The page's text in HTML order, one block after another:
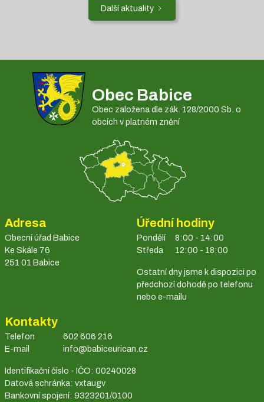
Další aktuality
Obec Babice
Obec založena dle zák. 128/2000 Sb. o
obcích v platném znění
Adresa
Obecní úřad Babice
Ke Skále 76
251 01 Babice
Úřední hodiny
Pondělí
Středa
8:00 - 14:00
12:00 - 18:00
Ostatní dny jsme k dispozici po
předchozí dohodě po telefonu
nebo e-mailu
Kontakty
Telefon
E-mail
602 606 216
info@babiceurican.cz
Identifikační číslo - IČO: 00240028
Datová schránka: vxtaugv
Bankovní spojení: 9323201/0100